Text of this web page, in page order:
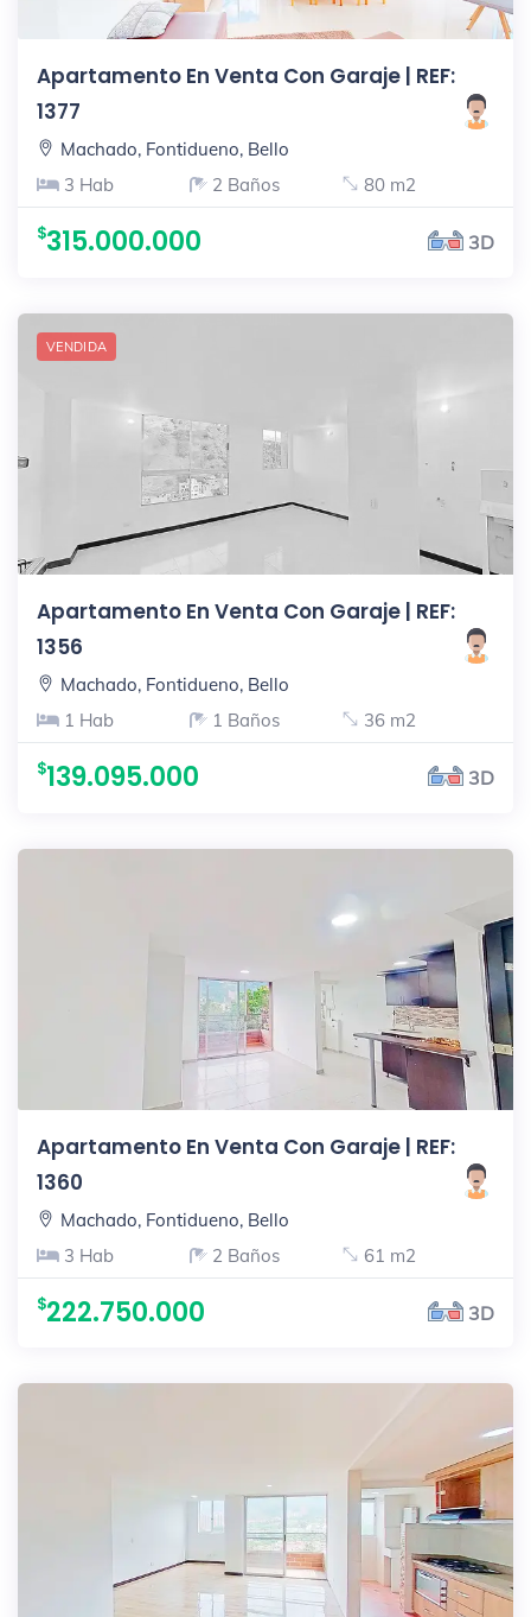
Apartamento En Venta Con Garaje | REF:
1377
Machado, Fontidueno, Bello
3 Hab
2 Baños 80 m2
315.000.000 3D
VENDIDA
Apartamento En Venta Con Garaje | REF:
1356
Machado, Fontidueno, Bello
1 Hab
1 Baños 36 m2
139.095.000 3D
Apartamento En Venta Con Garaje | REF:
1360
Machado, Fontidueno, Bello
3 Hab
2 Baños 61 m2
222.750.000 3D